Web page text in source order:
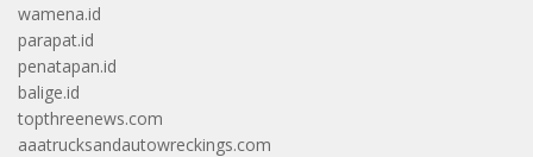
wamena.id
parapat.id
penatapan.id
balige.id
topthreenews.com
aaatrucksandautowreckings.com